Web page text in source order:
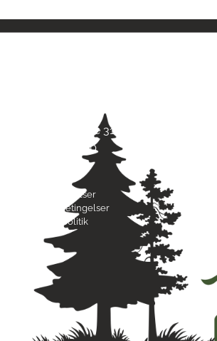
Skarridsøgade 31 B
4450 Jyderup
Byttebetingelser
Handelsbetingelser
Privatlivspolitik